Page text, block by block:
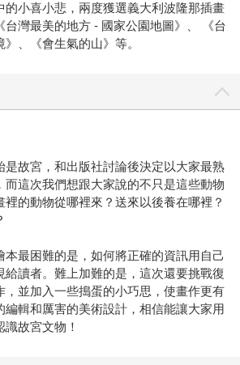
的小喜小悲，兩度獲選義大利波隆那插畫
台灣最美的地方 - 國家公園地圖》、 《台
、《會生氣的山》等。
是故宮，和出版社討論後決定以大家最熟
而這次我們想跟大家說的不只是這些動物
裡的動物從哪裡來？送來以後養在哪裡？
本最困難的是，如何將正確的資訊用自己
給讀者。難上加難的是，這次還要挑戰復
，並加入一些搗蛋的小巧思，使畫作更有
編輯和厲害的美術設計，相信能讓大家用
故宮文物！